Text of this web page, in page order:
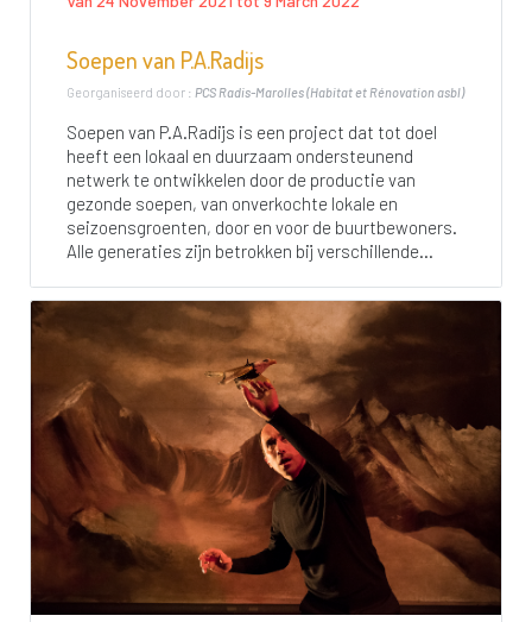
Soepen van P.A.Radijs
Georganiseerd door : PCS Radis-Marolles (Habitat et Rénovation asbl)
Soepen van P.A.Radijs is een project dat tot doel
heeft een lokaal en duurzaam ondersteunend
netwerk te ontwikkelen door de productie van
gezonde soepen, van onverkochte lokale en
seizoensgroenten, door en voor de buurtbewoners.
Alle generaties zijn betrokken bij verschillende...